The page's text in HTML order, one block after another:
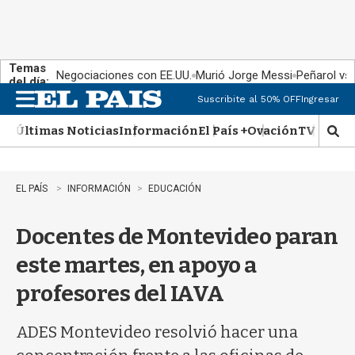
Temas
del día: Negociaciones con EE.UU. Murió Jorge Messi Peñarol
n
u
Suscribite al 50% OFFIngresar
Últimas NoticiasInformaciónEl País +OvaciónTV Show
M
o
r
b
EL PAÍS INFORMACIÓN EDUCACIÓN
Docentes de Montevideo paran
este martes, en apoyo a
profesores del IAVA
ADES Montevideo resolvió hacer una